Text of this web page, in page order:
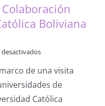
que
investigan
en
con
presencia
del
Boliviana
en
Marco
de
Colaboración
APE
de una visita
de
Católica